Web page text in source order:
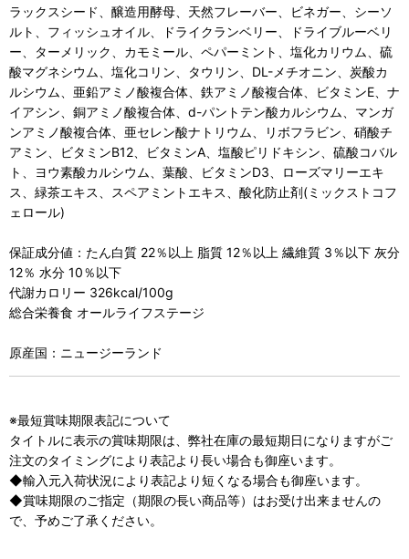
ラックスシード、醸造用酵母、天然フレーバー、ビネガー、シーソ
ルト、フィッシュオイル、ドライクランベリー、ドライブルーベリ
ー、ターメリック、カモミール、ペパーミント、塩化カリウム、硫
酸マグネシウム、塩化コリン、タウリン、DL-メチオニン、炭酸カ
ルシウム、亜鉛アミノ酸複合体、鉄アミノ酸複合体、ビタミンE、ナ
イアシン、銅アミノ酸複合体、d-パントテン酸カルシウム、マンガ
ンアミノ酸複合体、亜セレン酸ナトリウム、リボフラビン、硝酸チ
アミン、ビタミンB12、ビタミンA、塩酸ピリドキシン、硫酸コバル
ト、ヨウ素酸カルシウム、葉酸、ビタミンD3、ローズマリーエキ
ス、緑茶エキス、スペアミントエキス、酸化防止剤(ミックストコフ
ェロール)
保証成分値：たん白質 22％以上 脂質 12％以上 繊維質 3％以下 灰分
12％ 水分 10％以下
代謝カロリー 326kcal/100g
総合栄養食 オールライフステージ
原産国：ニュージーランド
※最短賞味期限表記について
タイトルに表示の賞味期限は、弊社在庫の最短期日になりますがご
注文のタイミングにより表記より長い場合も御座います。
◆輸入元入荷状況により表記より短くなる場合も御座います。
◆賞味期限のご指定（期限の長い商品等）はお受け出来ませんの
で、予めご了承ください。